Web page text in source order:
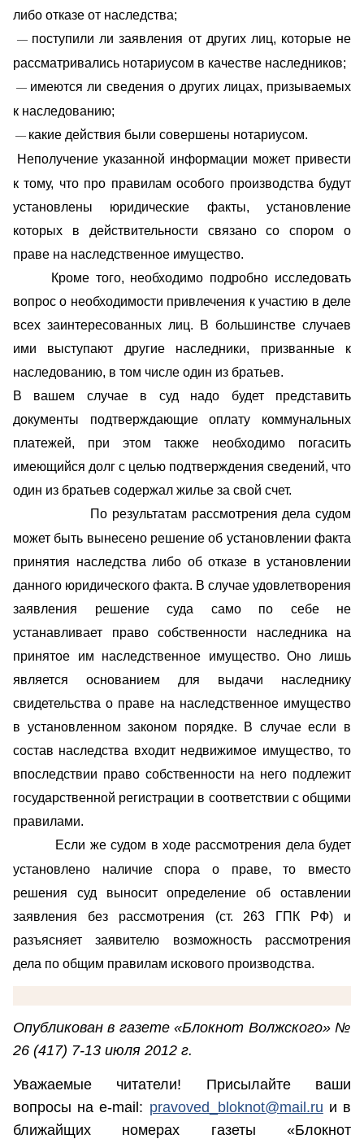
либо отказе от наследства;
— поступили ли заявления от других лиц, которые не
рассматривались нотариусом в качестве наследников;
— имеются ли сведения о других лицах, призываемых
к наследованию;
— какие действия были совершены нотариусом.
Неполучение указанной информации может привести
к тому, что про правилам особого производства будут
установлены юридические факты, установление
которых в действительности связано со спором о
праве на наследственное имущество.
Кроме того, необходимо подробно исследовать
вопрос о необходимости привлечения к участию в деле
всех заинтересованных лиц. В большинстве случаев
ими выступают другие наследники, призванные к
наследованию, в том числе один из братьев.
В вашем случае в суд надо будет представить
документы подтверждающие оплату коммунальных
платежей, при этом также необходимо погасить
имеющийся долг с целью подтверждения сведений, что
один из братьев содержал жилье за свой счет.
По результатам рассмотрения дела судом
может быть вынесено решение об установлении факта
принятия наследства либо об отказе в установлении
данного юридического факта. В случае удовлетворения
заявления решение суда само по себе не
устанавливает право собственности наследника на
принятое им наследственное имущество. Оно лишь
является основанием для выдачи наследнику
свидетельства о праве на наследственное имущество
в установленном законом порядке. В случае если в
состав наследства входит недвижимое имущество, то
впоследствии право собственности на него подлежит
государственной регистрации в соответствии с общими
правилами.
Если же судом в ходе рассмотрения дела будет
установлено наличие спора о праве, то вместо
решения суд выносит определение об оставлении
заявления без рассмотрения (ст. 263 ГПК РФ) и
разъясняет заявителю возможность рассмотрения
дела по общим правилам искового производства.
Опубликован в газете «Блокнот Волжского» №
26 (417) 7-13 июля 2012 г.
Уважаемые читатели! Присылайте ваши
вопросы наe-mail: pravoved_bloknot@mail.ru и в
ближайщих номерах газеты «Блокнот